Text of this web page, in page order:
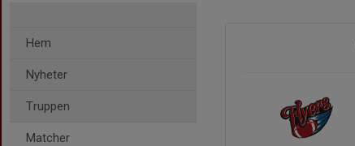
Hem
Nyheter
Truppen
Matcher